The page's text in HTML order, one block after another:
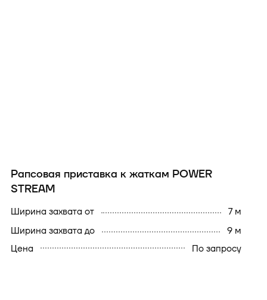
Рапсовая приставка к жаткам POWER
STREAM
Ширина захвата от
7 м
Ширина захвата до
9 м
Цена
По запросу